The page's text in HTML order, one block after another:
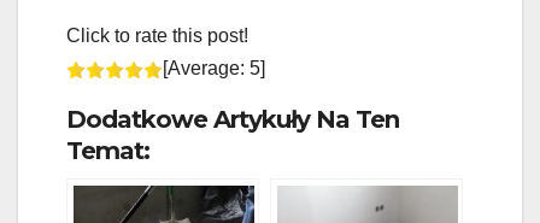
Click to rate this post!
[Average: 5]
Dodatkowe Artykuły Na Ten
Temat: